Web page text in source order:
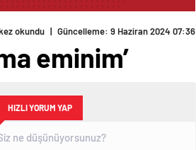
okundu | Güncelleme: 9 Haziran 2024 07:36
eminim’
HIZLI YORUM YAP